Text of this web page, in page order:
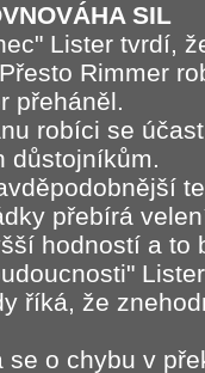
SIL
Lister tvrdí,
Rimmer
přeháněl.
robíci se
důstojníkům.
přebírá
hodností a to
říká, že
se o chybu v